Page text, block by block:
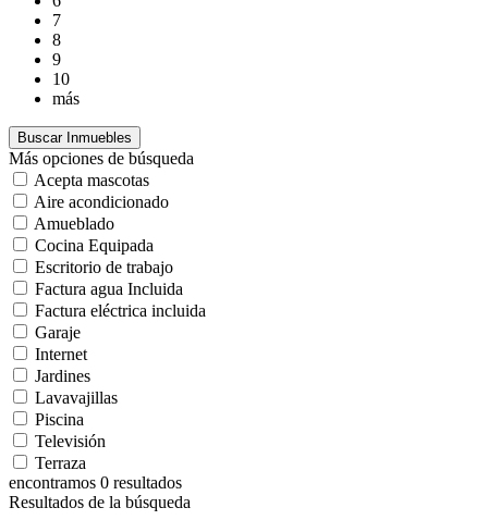
7
8
9
10
más
Más opciones de búsqueda
Acepta mascotas
Aire acondicionado
Amueblado
Cocina Equipada
Escritorio de trabajo
Factura agua Incluida
Factura eléctrica incluida
Garaje
Internet
Jardines
Lavavajillas
Piscina
Televisión
Terraza
encontramos 0 resultados
Resultados de la búsqueda